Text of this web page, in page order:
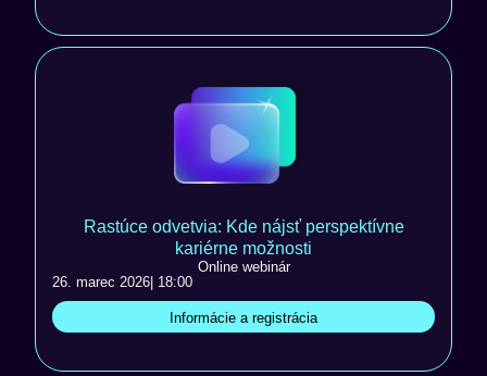
Rastúce odvetvia: Kde nájsť perspektívne
kariérne možnosti
Online webinár
26. marec 2026 | 18:00
Informácie a registrácia